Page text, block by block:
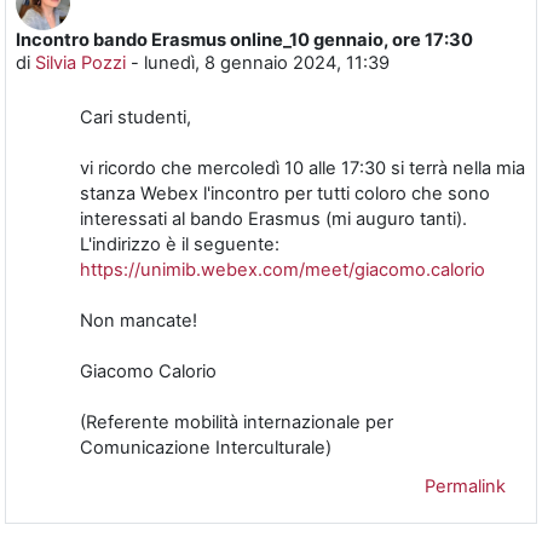
Incontro bando Erasmus online_10 gennaio, ore 17:30
di Silvia Pozzi - lunedì, 8 gennaio 2024, 11:39
Numero di risposte: 0
Cari studenti,
vi ricordo che mercoledì 10 alle 17:30 si terrà nella mia
stanza Webex l'incontro per tutti coloro che sono
interessati al bando Erasmus (mi auguro tanti).
L'indirizzo è il seguente:
https://unimib.webex.com/meet/giacomo.calorio
Non mancate!
Giacomo Calorio
(Referente mobilità internazionale per
Comunicazione Interculturale)
Permalink